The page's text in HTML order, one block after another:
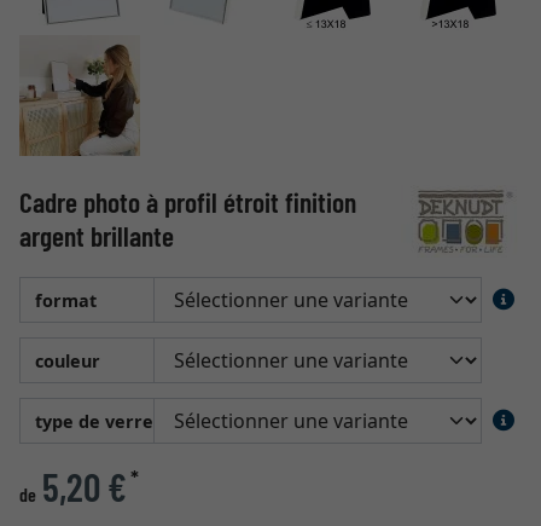
Cadre photo à profil étroit finition
argent brillante
format
couleur
type de verre
de 5,20 €*